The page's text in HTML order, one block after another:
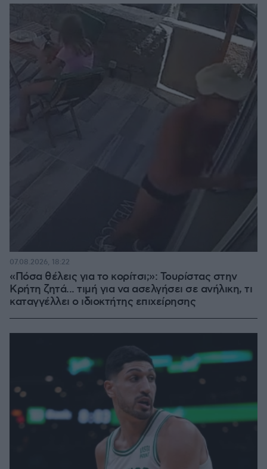
«Πόσα θέλεις για το κορίτσι;»: Τουρίστας στην
Κρήτη ζητά... τιμή για να ασελγήσει σε ανήλικη, τι
καταγγέλλει ο ιδιοκτήτης επιχείρησης
07.08.2026, 18:22